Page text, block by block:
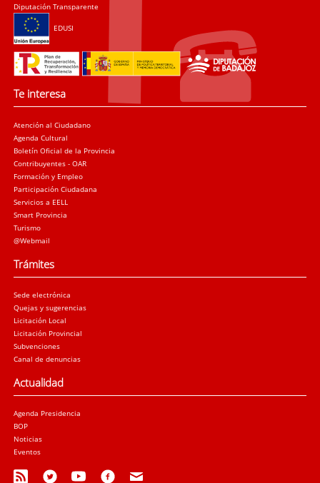
Diputación Transparente
EDUSI
Te interesa
Atención al Ciudadano
Agenda Cultural
Boletín Oficial de la Provincia
Contribuyentes - OAR
Formación y Empleo
Participación Ciudadana
Servicios a EELL
Smart Provincia
Turismo
@Webmail
Trámites
Sede electrónica
Quejas y sugerencias
Licitación Local
Licitación Provincial
Subvenciones
Canal de denuncias
Actualidad
Agenda Presidencia
BOP
Noticias
Eventos